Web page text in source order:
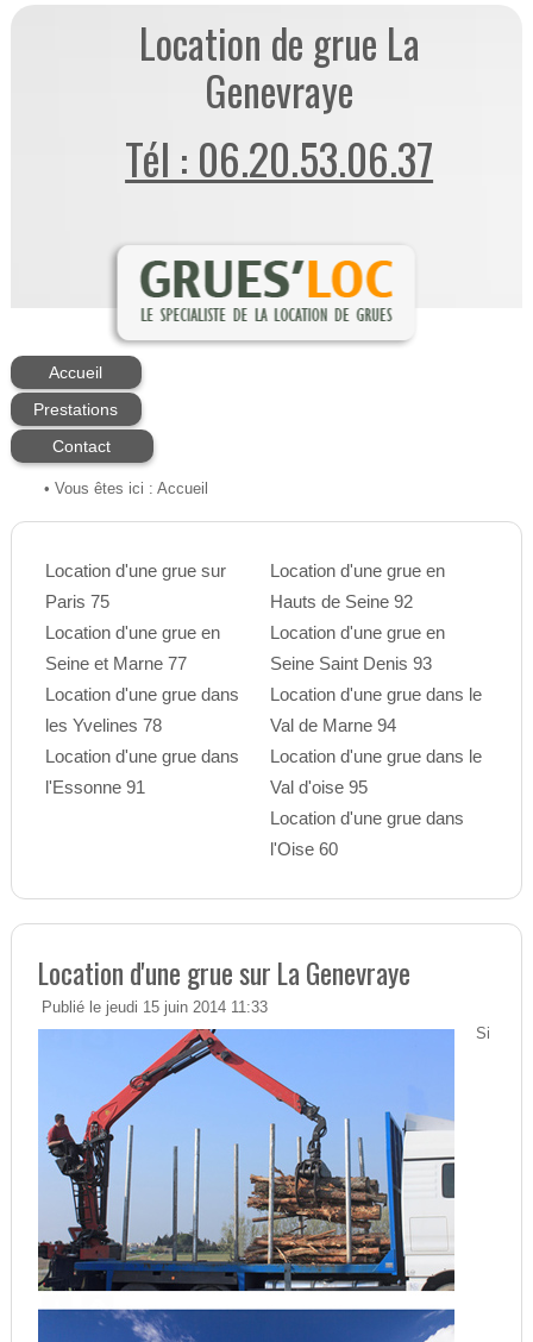
Location de grue La
Genevraye
Tél : 06.20.53.06.37
Accueil
Prestations
Contact
• Vous êtes ici : Accueil
Location d'une grue sur
Paris 75
Location d'une grue en
Seine et Marne 77
Location d'une grue dans
les Yvelines 78
Location d'une grue dans
l'Essonne 91
Location d'une grue en
Hauts de Seine 92
Location d'une grue en
Seine Saint Denis 93
Location d'une grue dans le
Val de Marne 94
Location d'une grue dans le
Val d'oise 95
Location d'une grue dans
l'Oise 60
Location d'une grue sur La Genevraye
Publié le jeudi 15 juin 2014 11:33
Si